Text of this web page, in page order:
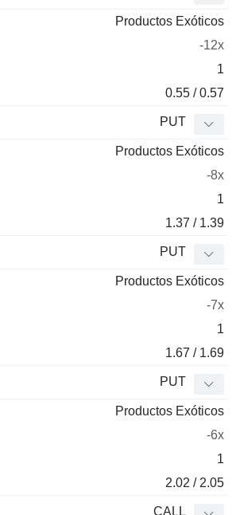
Productos Exóticos
-12x
1
0.55 / 0.57
PUT
Productos Exóticos
-8x
1
1.37 / 1.39
PUT
Productos Exóticos
-7x
1
1.67 / 1.69
PUT
Productos Exóticos
-6x
1
2.02 / 2.05
CALL